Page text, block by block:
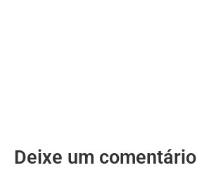
Deixe um comentário